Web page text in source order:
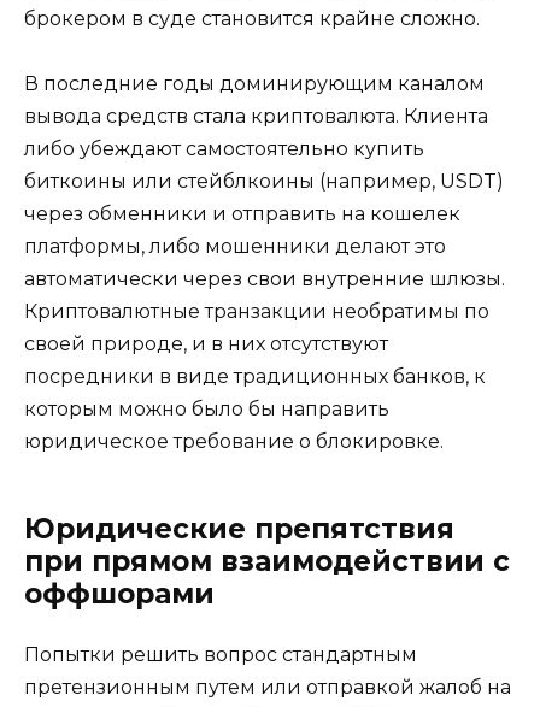
брокером в суде становится крайне сложно.
В последние годы доминирующим каналом
вывода средств стала криптовалюта. Клиента
либо убеждают самостоятельно купить
биткоины или стейблкоины (например, USDT)
через обменники и отправить на кошелек
платформы, либо мошенники делают это
автоматически через свои внутренние шлюзы.
Криптовалютные транзакции необратимы по
своей природе, и в них отсутствуют
посредники в виде традиционных банков, к
которым можно было бы направить
юридическое требование о блокировке.
Юридические препятствия
при прямом взаимодействии с
оффшорами
Попытки решить вопрос стандартным
претензионным путем или отправкой жалоб на